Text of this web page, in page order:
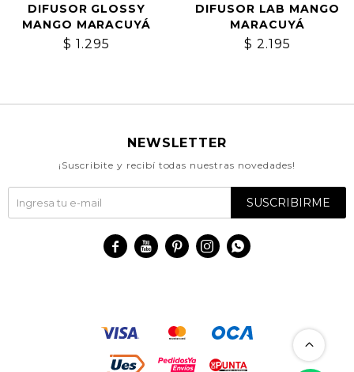
DIFUSOR GLOSSY
MANGO MARACUYÁ
$ 1.295
DIFUSOR LAB MANGO
MARACUYÁ
$ 2.195
NEWSLETTER
¡Suscribite y recibí todas nuestras novedades!
SUSCRIBIRME
    